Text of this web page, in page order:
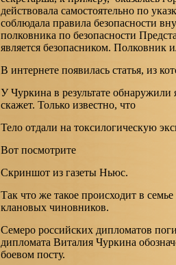
действовала самостоятельно по
соблюдала правила безопасности
полковника по безопасности
является безопасником. Полковник
В интернете появилась статья, из
У Чуркина в результате
скажет. Только известно, что
Тело отдали на токсилогическую
Вот посмотрите
Скриншот из газеты Ньюс.
Так что же такое происходит в
клановых чиновников.
Семеро российских дипломатов
дипломата Виталия Чуркина
боевом посту.